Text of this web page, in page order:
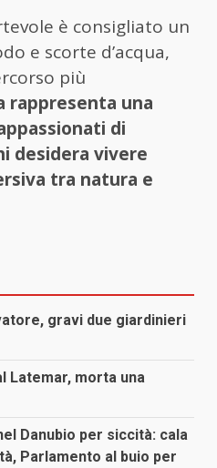
è consigliato un
e scorte d’acqua,
più
rappresenta una
di
desidera vivere
tra natura e
gravi due giardinieri
Latemar, morta una
Danubio per siccità: cala
Parlamento al buio per